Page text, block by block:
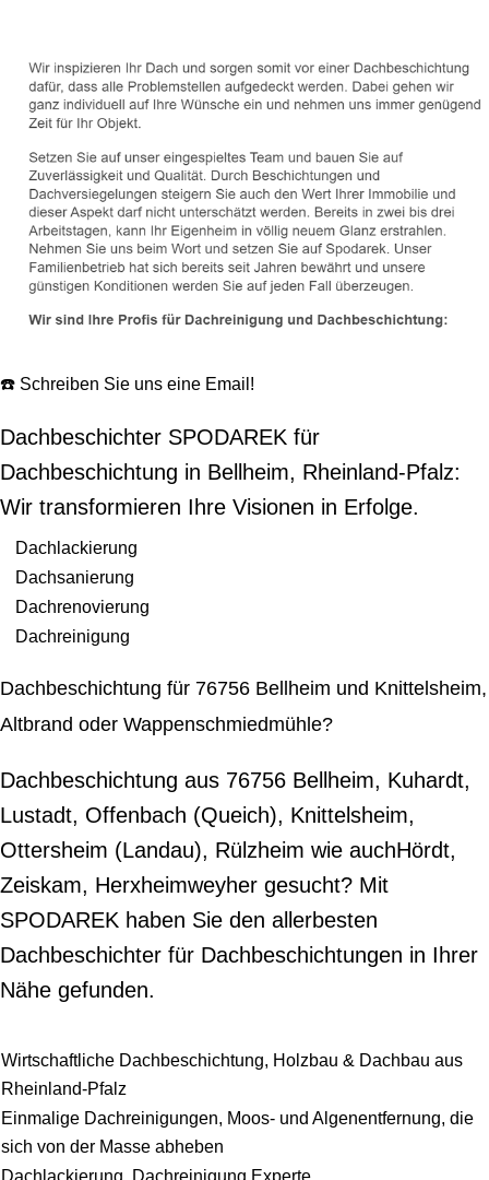
☎️ Schreiben Sie uns eine Email!
Dachbeschichter SPODAREK für
Dachbeschichtung in Bellheim, Rheinland-Pfalz:
Wir transformieren Ihre Visionen in Erfolge.
Dachlackierung
Dachsanierung
Dachrenovierung
Dachreinigung
Dachbeschichtung für 76756 Bellheim und Knittelsheim,
Altbrand oder Wappenschmiedmühle?
Dachbeschichtung aus 76756 Bellheim, Kuhardt,
Lustadt, Offenbach (Queich), Knittelsheim,
Ottersheim (Landau), Rülzheim wie auchHördt,
Zeiskam, Herxheimweyher gesucht? Mit
SPODAREK haben Sie den allerbesten
Dachbeschichter für Dachbeschichtungen in Ihrer
Nähe gefunden.
Wirtschaftliche Dachbeschichtung, Holzbau & Dachbau aus
Rheinland-Pfalz
Einmalige Dachreinigungen, Moos- und Algenentfernung, die
sich von der Masse abheben